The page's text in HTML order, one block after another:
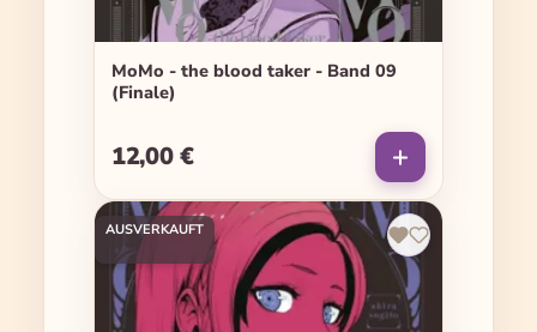
MoMo - the blood taker - Band 09
(Finale)
Regulärer Preis:
12,00 €
AUSVERKAUFT